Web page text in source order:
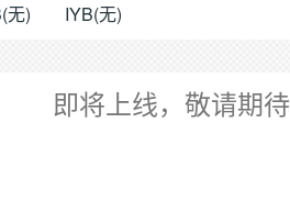
无) IYB(无)
即将上线，敬请期待